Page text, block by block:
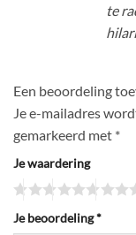
te
Een beoordeling
Je e-mailadres
gemarkeerd met *
Je waardering
Je beoordeling*